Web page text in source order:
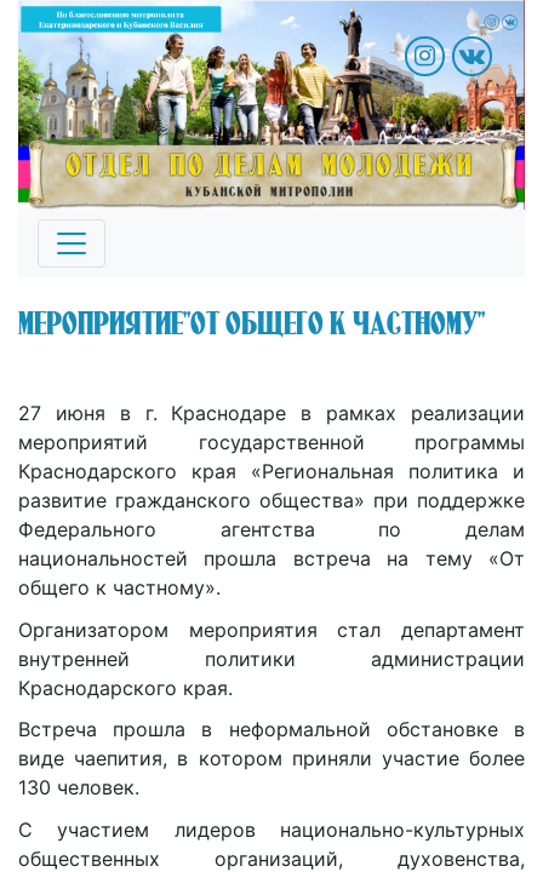
Мероприятие"От общего к частному"
27 июня в г. Краснодаре в рамках реализации
мероприятий государственной программы
Краснодарского края «Региональная политика и
развитие гражданского общества» при поддержке
Федерального агентства по делам
национальностей прошла встреча на тему «От
общего к частному».
Организатором мероприятия стал департамент
внутренней политики администрации
Краснодарского края.
Встреча прошла в неформальной обстановке в
виде чаепития, в котором приняли участие более
130 человек.
С участием лидеров национально-культурных
общественных организаций, духовенства,